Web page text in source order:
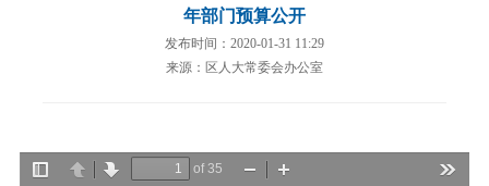
年部门预算公开
发布时间：2020-01-31 11:29
来源：区人大常委会办公室